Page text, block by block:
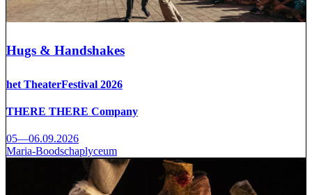
Hugs & Handshakes
het TheaterFestival 2026
THERE THERE Company
05—06.09.2026
Maria-Boodschaplyceum